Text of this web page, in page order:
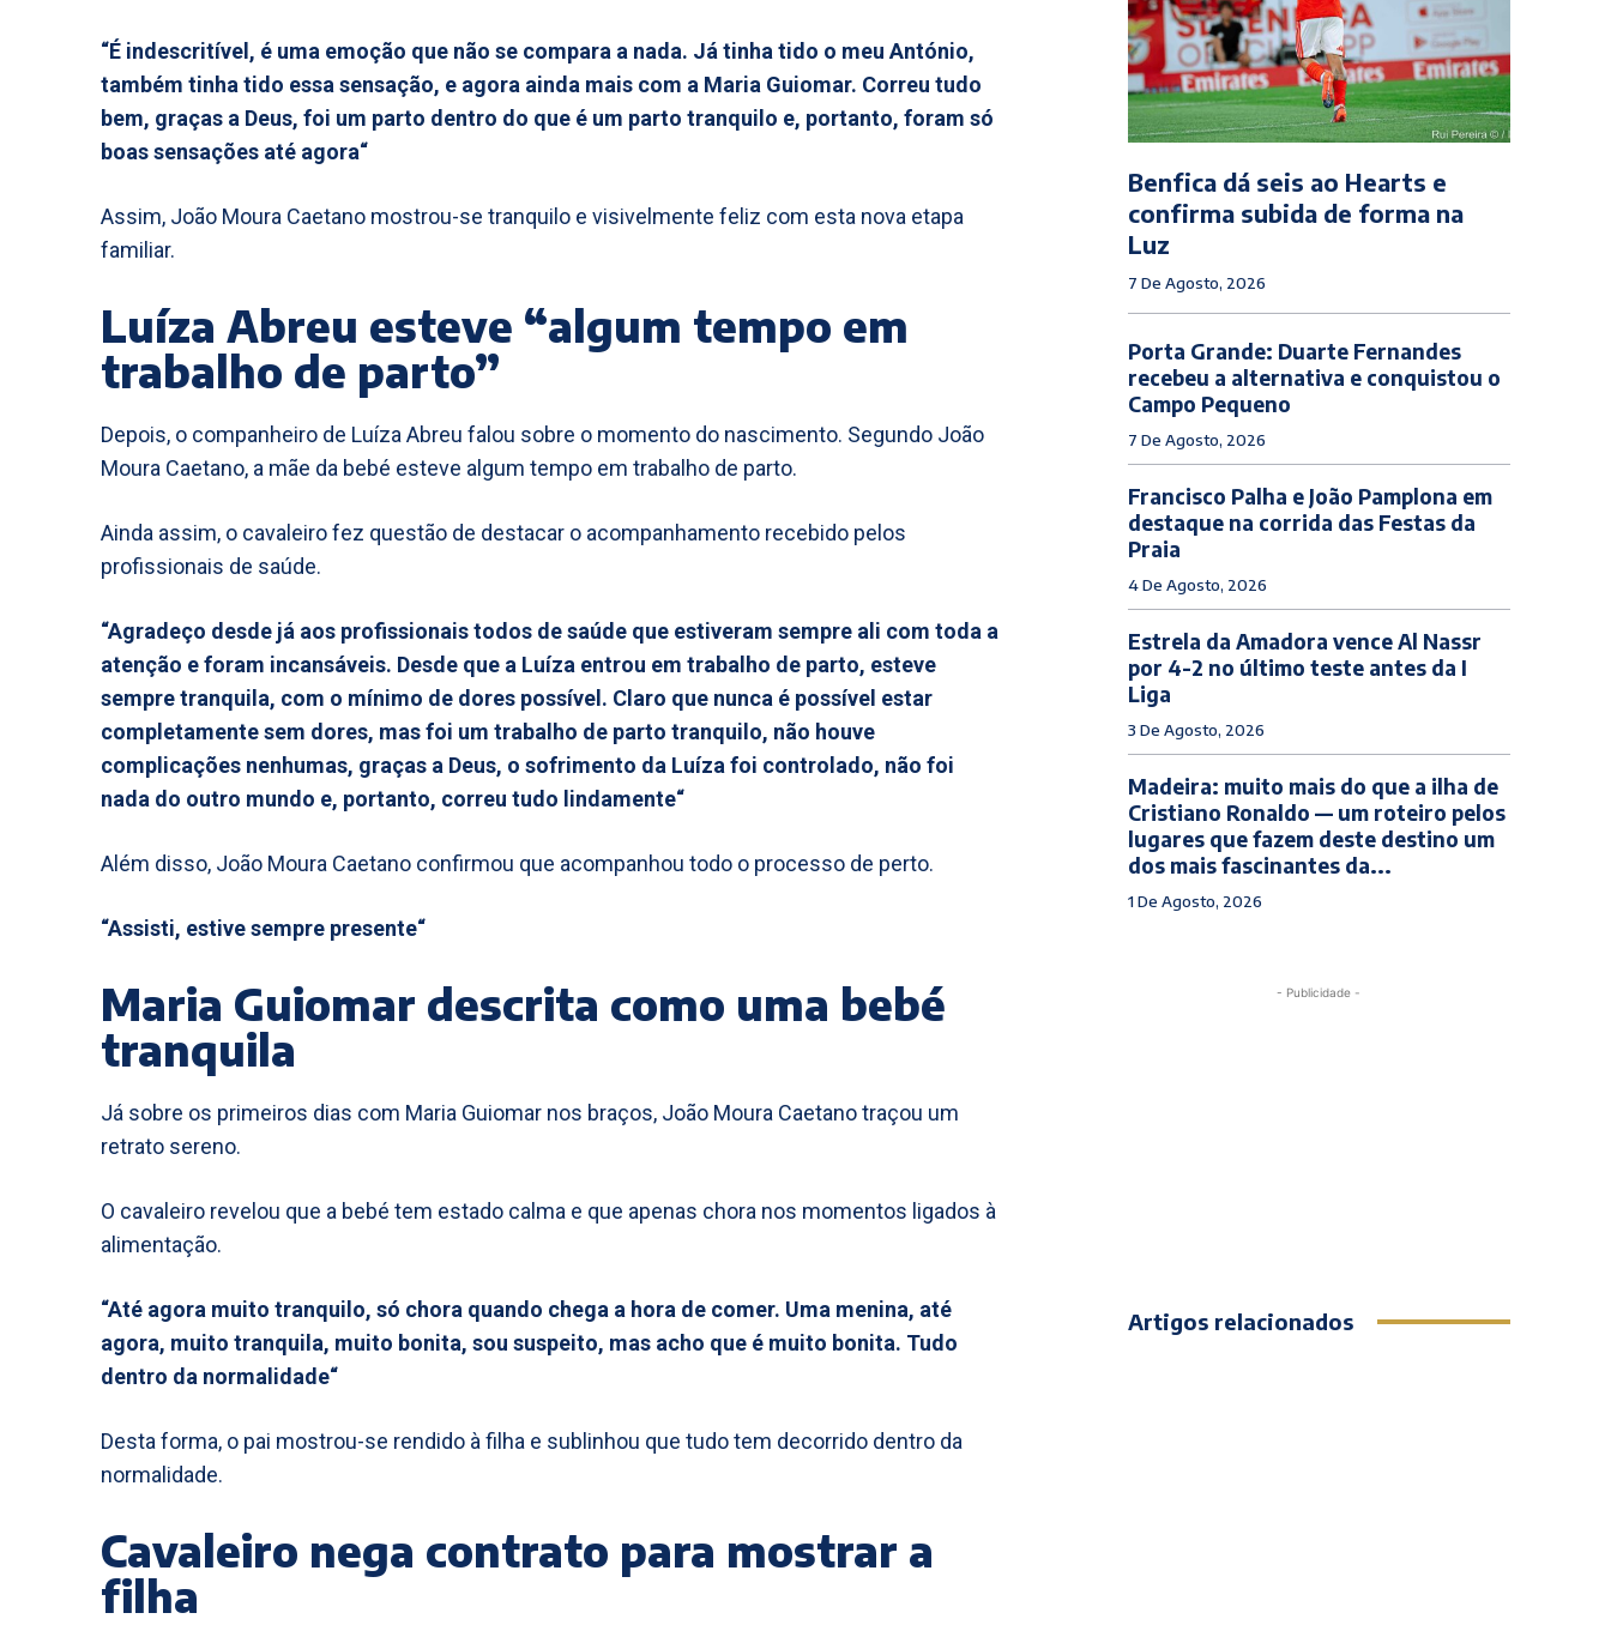
“É indescritível, é uma emoção que não se compara a nada. Já tinha tido o meu António,
também tinha tido essa sensação, e agora ainda mais com a Maria Guiomar. Correu tudo
bem, graças a Deus, foi um parto dentro do que é um parto tranquilo e, portanto, foram só
boas sensações até agora“
Assim, João Moura Caetano mostrou-se tranquilo e visivelmente feliz com esta nova etapa
familiar.
Luíza Abreu esteve “algum tempo em
trabalho de parto”
Depois, o companheiro de Luíza Abreu falou sobre o momento do nascimento. Segundo João
Moura Caetano, a mãe da bebé esteve algum tempo em trabalho de parto.
Ainda assim, o cavaleiro fez questão de destacar o acompanhamento recebido pelos
profissionais de saúde.
“Agradeço desde já aos profissionais todos de saúde que estiveram sempre ali com toda a
atenção e foram incansáveis. Desde que a Luíza entrou em trabalho de parto, esteve
sempre tranquila, com o mínimo de dores possível. Claro que nunca é possível estar
completamente sem dores, mas foi um trabalho de parto tranquilo, não houve
complicações nenhumas, graças a Deus, o sofrimento da Luíza foi controlado, não foi
nada do outro mundo e, portanto, correu tudo lindamente“
Além disso, João Moura Caetano confirmou que acompanhou todo o processo de perto.
“Assisti, estive sempre presente“
Maria Guiomar descrita como uma bebé
tranquila
Já sobre os primeiros dias com Maria Guiomar nos braços, João Moura Caetano traçou um
retrato sereno.
O cavaleiro revelou que a bebé tem estado calma e que apenas chora nos momentos ligados à
alimentação.
“Até agora muito tranquilo, só chora quando chega a hora de comer. Uma menina, até
agora, muito tranquila, muito bonita, sou suspeito, mas acho que é muito bonita. Tudo
dentro da normalidade“
Desta forma, o pai mostrou-se rendido à filha e sublinhou que tudo tem decorrido dentro da
normalidade.
Cavaleiro nega contrato para mostrar a
filha
Benfica dá seis ao Hearts e
confirma subida de forma na
Luz
7 De Agosto, 2026
Porta Grande: Duarte Fernandes
recebeu a alternativa e conquistou o
Campo Pequeno
7 De Agosto, 2026
Francisco Palha e João Pamplona em
destaque na corrida das Festas da
Praia
4 De Agosto, 2026
Estrela da Amadora vence Al Nassr
por 4-2 no último teste antes da I
Liga
3 De Agosto, 2026
Madeira: muito mais do que a ilha de
Cristiano Ronaldo — um roteiro pelos
lugares que fazem deste destino um
dos mais fascinantes da...
1 De Agosto, 2026
- Publicidade -
Artigos relacionados